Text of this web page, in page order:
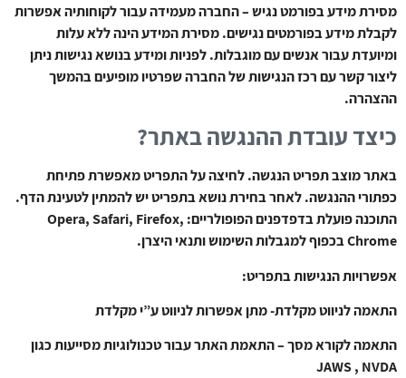
מסירת מידע בפורמט נגיש – החברה מעמידה עבור לקוחותיה אפשרות
לקבלת מידע בפורמטים נגישים. מסירת המידע הינה ללא עלות
ומיועדת עבור אנשים עם מוגבלות. לפניות ומידע בנושא נגישות ניתן
ליצור קשר עם רכז הנגישות של החברה שפרטיו מופיעים בהמשך
ההצהרה.
כיצד עובדת ההנגשה באתר?
באתר מוצב תפריט הנגשה. לחיצה על התפריט מאפשרת פתיחת
כפתורי ההנגשה. לאחר בחירת נושא בתפריט יש להמתין לטעינת הדף.
התוכנה פועלת בדפדפנים הפופולריים: Opera, Safari, Firefox,
Chrome בכפוף למגבלות השימוש ותנאי היצרן.
אפשרויות הנגישות בתפריט:
התאמה לניווט מקלדת- מתן אפשרות לניווט ע”י מקלדת
התאמה לקורא מסך – התאמת האתר עבור טכנולוגיות מסייעות כגון
JAWS , NVDA